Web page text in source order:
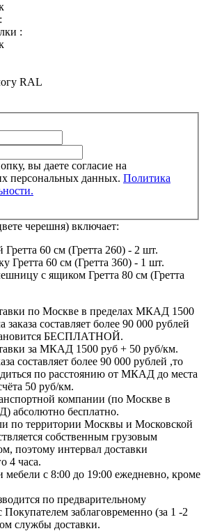
:
RAL
вы даете согласие на
персональных данных. Политика
черешня) включает:
60 см (Гретта 260) - 2 шт.
Гретта 60 см (Гретта 360) - 1 шт.
с ящиком Гретта 80 см (Гретта
по Москве в пределах МКАД 1500
составляет более 90 000 рублей
БЕСПЛАТНОЙ.
за МКАД 1500 руб + 50 руб/км.
составляет более 90 000 рублей ,то
по расстоянию от МКАД до места
50 руб/км.
компании (по Москве в
абсолютно бесплатно.
по территории Москвы и Московской
собственным грузовым
поэтому интервал доставки
4 часа.
мебели с 8:00 до 19:00 ежедневно, кроме
по предварительному
Покупателем заблаговременно (за 1 -2
службы доставки.